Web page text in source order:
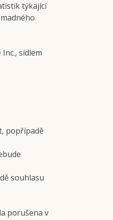
týkající
sídlem
popřípadě
souhlasu
porušena v